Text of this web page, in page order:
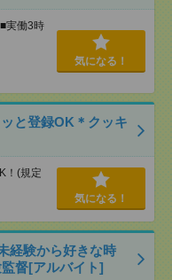
実働3時
気になる！
と登録OK＊クッキ
！(規定
気になる！
経験から好きな時
督[アルバイト]